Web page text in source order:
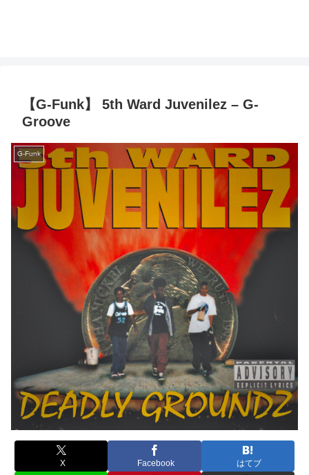
【G-Funk】 5th Ward Juvenilez – G-
Groove
G-Funk
X Facebook はてブ